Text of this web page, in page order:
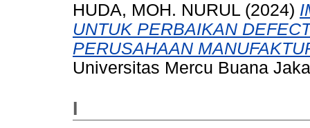
HUDA, MOH. NURUL (2024)
UNTUK PERBAIKAN
PERUSAHAAN
Universitas Mercu Buana
I